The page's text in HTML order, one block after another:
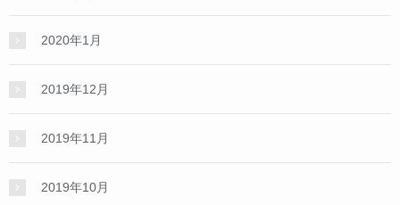
2020年1月
2019年12月
2019年11月
2019年10月